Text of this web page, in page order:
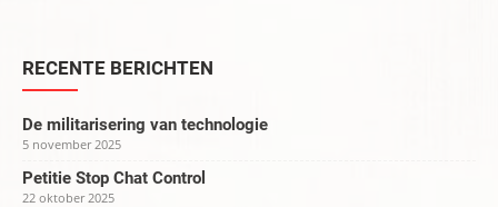
RECENTE BERICHTEN
De militarisering van technologie
5 november 2025
Petitie Stop Chat Control
22 oktober 2025